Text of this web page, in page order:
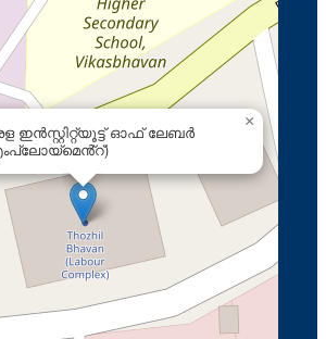
ഇൻസ്റ്റിറ്റ്യൂട്ട് ഓഫ് ലേബർ
×